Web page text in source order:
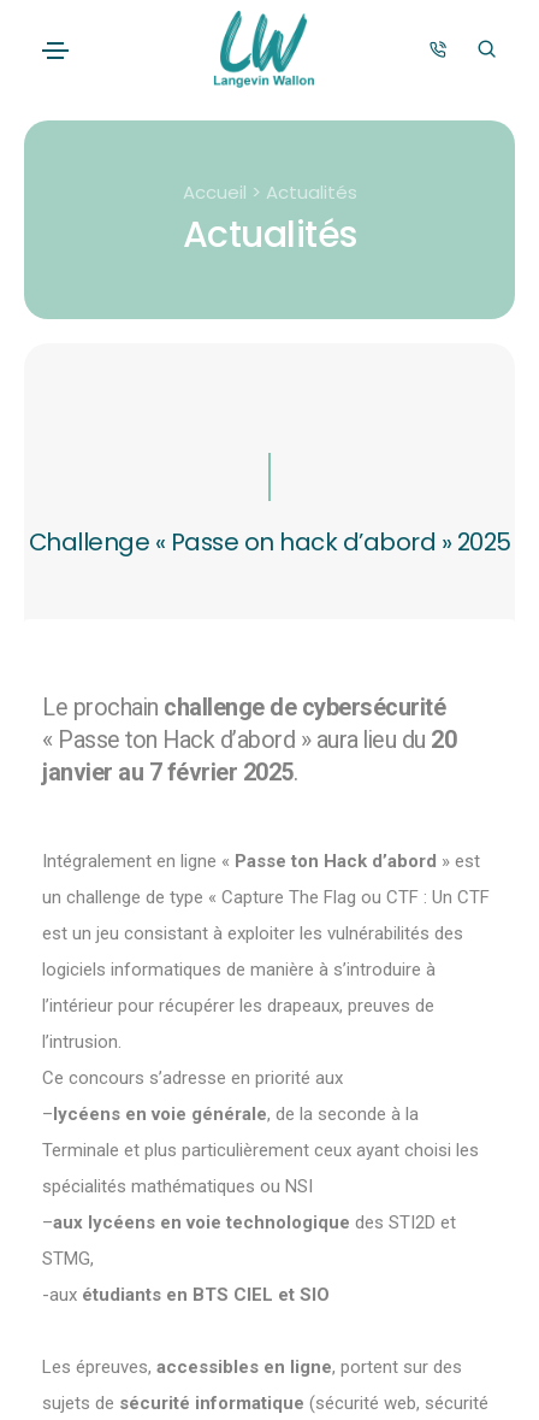
Accueil > Actualités
Actualités
Challenge « Passe on hack d’abord » 2025
Le prochain challenge de cybersécurité
« Passe ton Hack d’abord » aura lieu du 20
janvier au 7 février 2025.
Intégralement en ligne « Passe ton Hack d’abord » est
un challenge de type « Capture The Flag ou CTF : Un CTF
est un jeu consistant à exploiter les vulnérabilités des
logiciels informatiques de manière à s’introduire à
l’intérieur pour récupérer les drapeaux, preuves de
l’intrusion.
Ce concours s’adresse en priorité aux
–lycéens en voie générale, de la seconde à la
Terminale et plus particulièrement ceux ayant choisi les
spécialités mathématiques ou NSI
–aux lycéens en voie technologique des STI2D et
STMG,
-aux étudiants en BTS CIEL et SIO
Les épreuves, accessibles en ligne, portent sur des
sujets de sécurité informatique (sécurité web, sécurité